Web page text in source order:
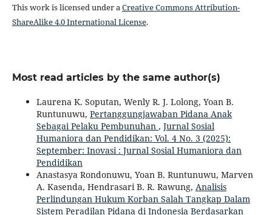
This work is licensed under aCreative Commons Attribution-
ShareAlike 4.0 International License.
Most read articles by the same author(s)
Laurena K. Soputan, Wenly R. J. Lolong, Yoan B.
Runtunuwu, Pertanggungjawaban Pidana Anak
Sebagai Pelaku Pembunuhan , Jurnal Sosial
Humaniora dan Pendidikan: Vol. 4 No. 3 (2025):
September: Inovasi : Jurnal Sosial Humaniora dan
Pendidikan
Anastasya Rondonuwu, Yoan B. Runtunuwu, Marven
A. Kasenda, Hendrasari B. R. Rawung, Analisis
Perlindungan Hukum Korban Salah Tangkap Dalam
Sistem Peradilan Pidana di Indonesia Berdasarkan